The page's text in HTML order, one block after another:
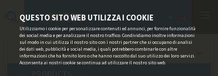
QUESTO SITO WEB UTILIZZA I COOKIE
Utilizziamo i cookie per personalizzare contenuti ed annunci, per fornire funzionalità
dei social media e per analizzare il nostro traffico. Condividiamo inoltre informazioni
sul modo in cui utilizza il nostro sito con i nostri partner che si occupano di analisi
dei dati web, pubblicità e social media, i quali potrebbero combinarle con altre
informazioni che ha fornito loro o che hanno raccolto dal suo utilizzo dei loro servizi.
Acconsenta ai nostri cookie se continua ad utilizzare il nostro sito web.
OFFERS/NEWS